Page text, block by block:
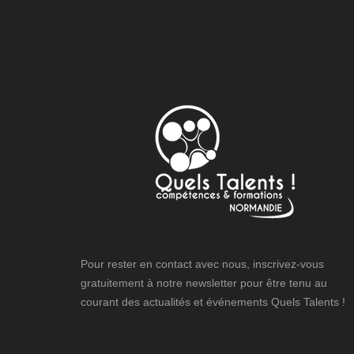
Pour rester en contact avec nous, inscrivez-vous
gratuitement à notre newsletter pour être tenu au
courant des actualités et événements Quels Talents !